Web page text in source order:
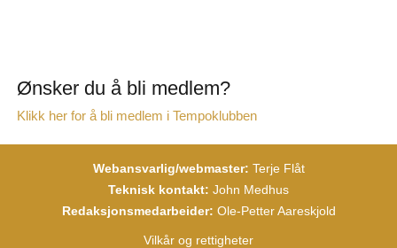
Ønsker du å bli medlem?
Klikk her for å bli medlem i Tempoklubben
Webansvarlig/webmaster: Terje Flåt
Teknisk kontakt: John Medhus
Redaksjonsmedarbeider: Ole-Petter Aareskjold
Vilkår og rettigheter